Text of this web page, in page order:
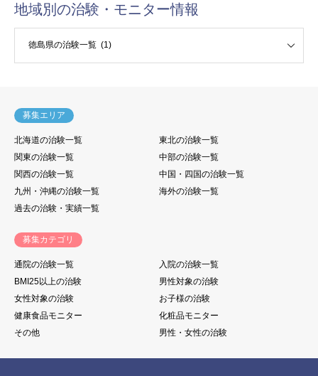
地域別の治験・モニター情報
募集エリア
北海道の治験一覧
東北の治験一覧
関東の治験一覧
中部の治験一覧
関西の治験一覧
中国・四国の治験一覧
九州・沖縄の治験一覧
海外の治験一覧
過去の治験・実績一覧
募集カテゴリ
通院の治験一覧
入院の治験一覧
BMI25以上の治験
男性対象の治験
女性対象の治験
お子様の治験
健康食品モニター
化粧品モニター
その他
男性・女性の治験